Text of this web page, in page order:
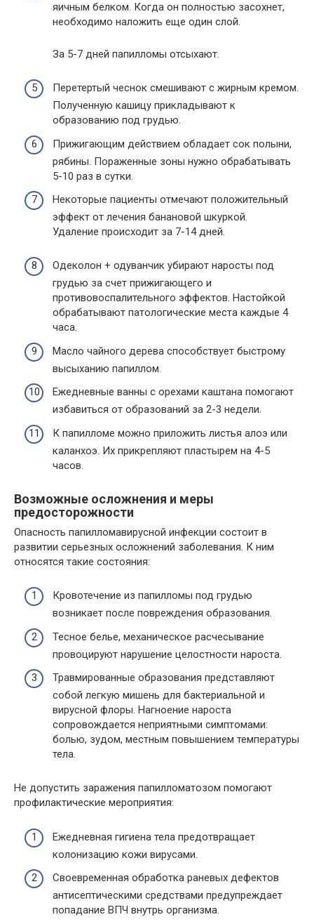
яичным белком. Когда он полностью засохнет,
необходимо наложить еще один слой.
За 5-7 дней папилломы отсыхают.
Перетертый чеснок смешивают с жирным кремом.
Полученную кашицу прикладывают к
образованию под грудью.
Прижигающим действием обладает сок полыни,
рябины. Пораженные зоны нужно обрабатывать
5-10 раз в сутки.
Некоторые пациенты отмечают положительный
эффект от лечения банановой шкуркой.
Удаление происходит за 7-14 дней.
Одеколон + одуванчик убирают наросты под
грудью за счет прижигающего и
противовоспалительного эффектов. Настойкой
обрабатывают патологические места каждые 4
часа.
Масло чайного дерева способствует быстрому
высыханию папиллом.
Ежедневные ванны с орехами каштана помогают
избавиться от образований за 2-3 недели.
К папилломе можно приложить листья алоэ или
каланхоэ. Их прикрепляют пластырем на 4-5
часов.
Возможные осложнения и меры
предосторожности
Опасность папилломавирусной инфекции состоит в
развитии серьезных осложнений заболевания. К ним
относятся такие состояния:
Кровотечение из папилломы под грудью
возникает после повреждения образования.
Тесное белье, механическое расчесывание
провоцируют нарушение целостности нароста.
Травмированные образования представляют
собой легкую мишень для бактериальной и
вирусной флоры. Нагноение нароста
сопровождается неприятными симптомами:
болью, зудом, местным повышением температуры
тела.
Не допустить заражения папилломатозом помогают
профилактические мероприятия:
Ежедневная гигиена тела предотвращает
колонизацию кожи вирусами.
Своевременная обработка раневых дефектов
антисептическими средствами предупреждает
попадание ВПЧ внутрь организма.